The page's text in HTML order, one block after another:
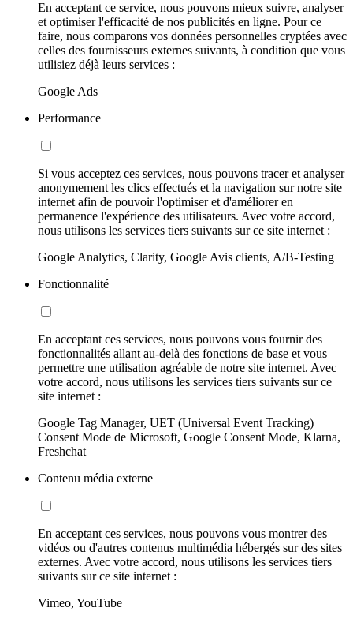
En acceptant ce service, nous pouvons mieux suivre, analyser
et optimiser l'efficacité de nos publicités en ligne. Pour ce
faire, nous comparons vos données personnelles cryptées avec
celles des fournisseurs externes suivants, à condition que vous
utilisiez déjà leurs services :
Google Ads
Performance
Si vous acceptez ces services, nous pouvons tracer et analyser
anonymement les clics effectués et la navigation sur notre site
internet afin de pouvoir l'optimiser et d'améliorer en
permanence l'expérience des utilisateurs. Avec votre accord,
nous utilisons les services tiers suivants sur ce site internet :
Google Analytics, Clarity, Google Avis clients, A/B-Testing
Fonctionnalité
En acceptant ces services, nous pouvons vous fournir des
fonctionnalités allant au-delà des fonctions de base et vous
permettre une utilisation agréable de notre site internet. Avec
votre accord, nous utilisons les services tiers suivants sur ce
site internet :
Google Tag Manager, UET (Universal Event Tracking)
Consent Mode de Microsoft, Google Consent Mode, Klarna,
Freshchat
Contenu média externe
En acceptant ces services, nous pouvons vous montrer des
vidéos ou d'autres contenus multimédia hébergés sur des sites
externes. Avec votre accord, nous utilisons les services tiers
suivants sur ce site internet :
Vimeo, YouTube